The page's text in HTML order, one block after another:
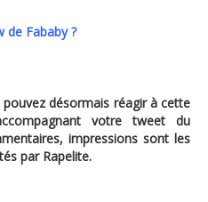
de Fababy ?
désormais réagir à cette
votre tweet du
impressions sont les
par Rapelite.